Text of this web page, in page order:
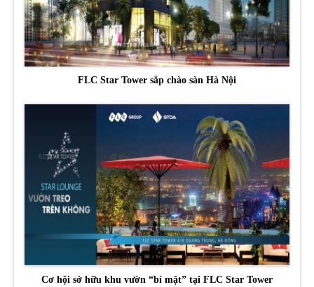
FLC Star Tower sắp chào sàn Hà Nội
Cơ hội sở hữu khu vườn “bí mật” tại FLC Star Tower